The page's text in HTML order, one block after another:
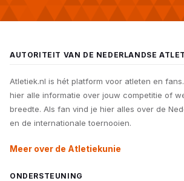
AUTORITEIT VAN DE NEDERLANDSE
Atletiek.nl is hét platform voor atleten en
hier alle informatie over jouw competitie of
breedte. Als fan vind je hier alles over de
en de internationale toernooien.
Meer over de Atletiekunie
ONDERSTEUNING